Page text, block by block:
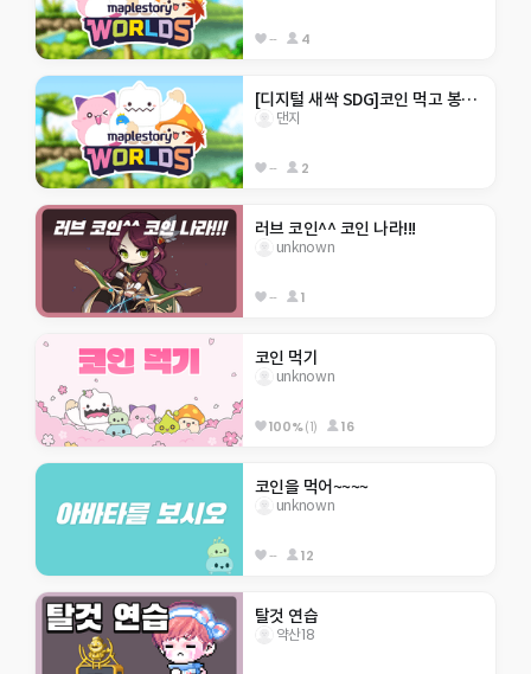
-- 4
[디지털 새싹 SDG]코인 먹고 봉사 합시다.
댄지
-- 2
러브 코인^^ 코인 나라!!!
unknown
-- 1
코인 먹기
unknown
100%(1) 16
코인을 먹어~~~~
unknown
-- 12
탈것 연습
약산18